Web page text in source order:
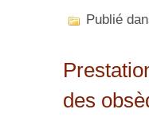
Publié
des